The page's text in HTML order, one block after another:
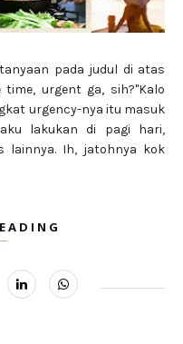
pada judul di atas
time, urgent ga, sih?"Kalo
urgency-nya itu masuk
lakukan di pagi hari,
lainnya. Ih, jatohnya kok